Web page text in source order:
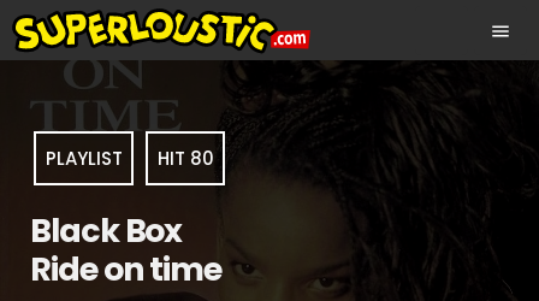
menu
PLAYLIST HIT 80
Black Box
Ride on time